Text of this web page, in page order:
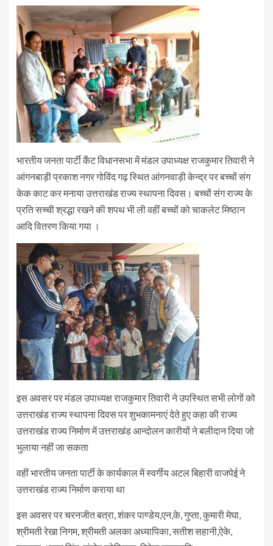
भारतीय जनता पार्टी कैंट विधानसभा में मंडल उपाध्यक्ष राजकुमार तिवारी ने
आंगनबाड़ी प्रकाश नगर गोविंद गढ़ स्थित आंगनवाड़ी केन्द्र पर बच्चों संग
केक काट कर मनाया उत्तराखंड राज्य स्थापना दिवस। बच्चों संग राज्य के
प्रति सच्ची श्रद्धा रखने की शपथ भी ली वहीं बच्चों को चाकलेट मिष्ठान
आदि वितरण किया गया ।
इस अवसर पर मंडल उपाध्यक्ष राजकुमार तिवारी ने उपस्थित सभी लोगों को
उत्तराखंड राज्य स्थापना दिवस पर शुभकामनाएं देते हुए कहा की राज्य
उत्तराखंड राज्य निर्माण में उत्तराखंड आन्दोलन कारीयों ने बलीदान दिया जो
भुलाया नहीं जा सकता
वहीं भारतीय जनता पार्टी के कार्यकाल में स्वर्गीय अटल बिहारी वाजपेई ने
उत्तराखंड राज्य निर्माण कराया था
इस अवसर पर चरनजीत बत्रा, शंकर पाण्डेय,एन,के, गुप्ता, कुमारी मेघा,
श्रीमती रेखा निगम, श्रीमती अलका अध्यापिका, सतीश सहानी,ऐके,